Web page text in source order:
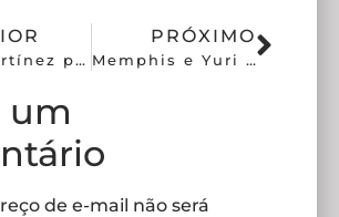
José Martínez pode ser desfalque contra o Mirassol
PRÓXIMO
Memphis e Yuri Alberto já foram escalados juntos 30 vezes
um
de e-mail não será